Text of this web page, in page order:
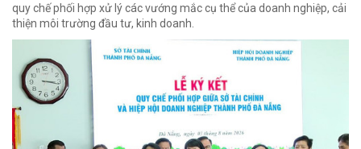
quy chế phối hợp xử lý các vướng mắc cụ thể của doanh nghiệp, cải
thiện môi trường đầu tư, kinh doanh.